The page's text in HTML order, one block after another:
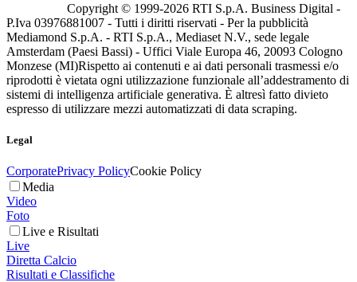
Copyright © 1999-2026 RTI S.p.A. Business Digital -
P.Iva 03976881007 - Tutti i diritti riservati - Per la pubblicità
Mediamond S.p.A. - RTI S.p.A., Mediaset N.V., sede legale
Amsterdam (Paesi Bassi) - Uffici Viale Europa 46, 20093 Cologno
Monzese (MI)Rispetto ai contenuti e ai dati personali trasmessi e/o
riprodotti è vietata ogni utilizzazione funzionale all’addestramento di
sistemi di intelligenza artificiale generativa. È altresì fatto divieto
espresso di utilizzare mezzi automatizzati di data scraping.
Legal
CorporatePrivacy PolicyCookie Policy
Media
Video
Foto
Live e Risultati
Live
Diretta Calcio
Risultati e Classifiche